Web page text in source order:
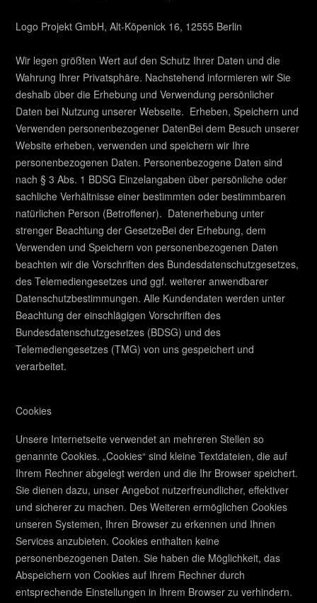
Logo Projekt GmbH, Alt-Köpenick 16, 12555 Berlin
Wir legen größten Wert auf den Schutz Ihrer Daten und die
Wahrung Ihrer Privatsphäre. Nachstehend informieren wir Sie
deshalb über die Erhebung und Verwendung persönlicher
Daten bei Nutzung unserer Webseite. Erheben, Speichern und
Verwenden personenbezogener DatenBei dem Besuch unserer
Website erheben, verwenden und speichern wir Ihre
personenbezogenen Daten. Personenbezogene Daten sind
nach § 3 Abs. 1 BDSG Einzelangaben über persönliche oder
sachliche Verhältnisse einer bestimmten oder bestimmbaren
natürlichen Person (Betroffener). Datenerhebung unter
strenger Beachtung der GesetzeBei der Erhebung, dem
Verwenden und Speichern von personenbezogenen Daten
beachten wir die Vorschriften des Bundesdatenschutzgesetzes,
des Telemediengesetzes und ggf. weiterer anwendbarer
Datenschutzbestimmungen. Alle Kundendaten werden unter
Beachtung der einschlägigen Vorschriften des
Bundesdatenschutzgesetzes (BDSG) und des
Telemediengesetzes (TMG) von uns gespeichert und
verarbeitet.
Cookies
Unsere Internetseite verwendet an mehreren Stellen so
genannte Cookies. „Cookies“ sind kleine Textdateien, die auf
Ihrem Rechner abgelegt werden und die Ihr Browser speichert.
Sie dienen dazu, unser Angebot nutzerfreundlicher, effektiver
und sicherer zu machen. Des Weiteren ermöglichen Cookies
unseren Systemen, Ihren Browser zu erkennen und Ihnen
Services anzubieten. Cookies enthalten keine
personenbezogenen Daten. Sie haben die Möglichkeit, das
Abspeichern von Cookies auf Ihrem Rechner durch
entsprechende Einstellungen in Ihrem Browser zu verhindern.